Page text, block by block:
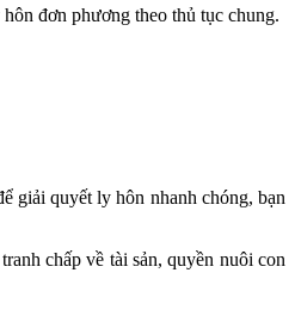
đơn phương theo thủ tục chung.
giải quyết ly hôn nhanh chóng, bạn
chấp về tài sản, quyền nuôi con